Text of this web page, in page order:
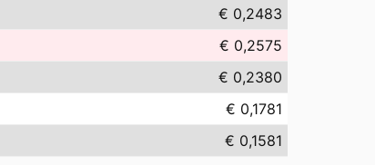
€ 0,2483
€ 0,2575
€ 0,2380
€ 0,1781
€ 0,1581